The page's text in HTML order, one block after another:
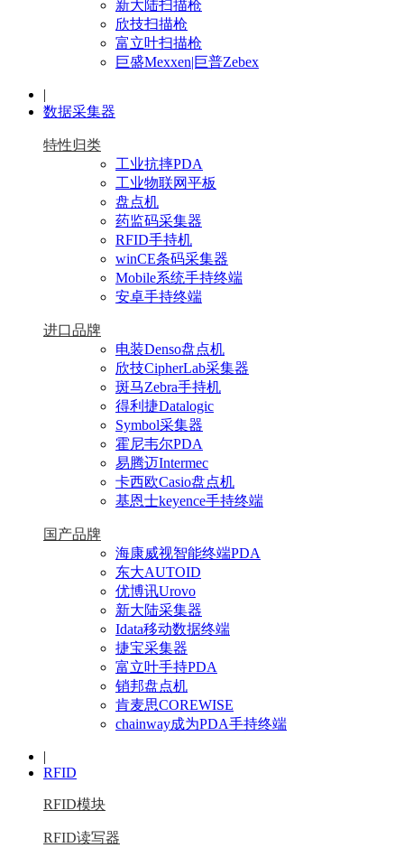
新大陆扫描枪
欣技扫描枪
富立叶扫描枪
巨盛Mexxen|巨普Zebex
|
数据采集器
特性归类
工业抗摔PDA
工业物联网平板
盘点机
药监码采集器
RFID手持机
winCE条码采集器
Mobile系统手持终端
安卓手持终端
进口品牌
电装Denso盘点机
欣技CipherLab采集器
斑马Zebra手持机
得利捷Datalogic
Symbol采集器
霍尼韦尔PDA
易腾迈Intermec
卡西欧Casio盘点机
基恩士keyence手持终端
国产品牌
海康威视智能终端PDA
东大AUTOID
优博讯Urovo
新大陆采集器
Idata移动数据终端
捷宝采集器
富立叶手持PDA
销邦盘点机
肯麦思COREWISE
chainway成为PDA手持终端
|
RFID
RFID模块
RFID读写器